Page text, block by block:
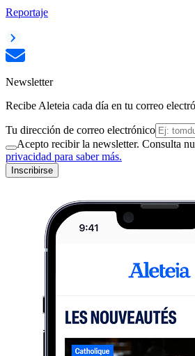
Reportaje
Newsletter
Recibe Aleteia cada día en tu correo
Tu dirección de correo electrónico
Acepto recibir la newsletter. Consulta
privacidad para saber más.
Inscribirse